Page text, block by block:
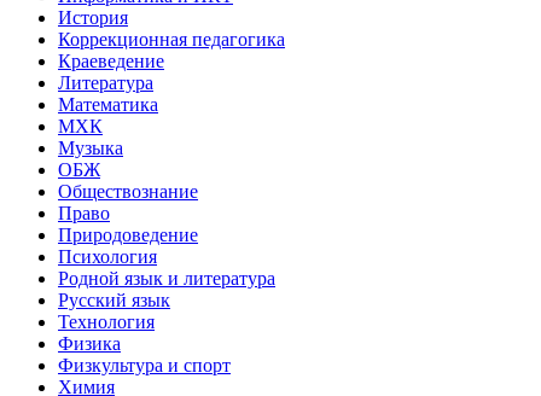
История
Коррекционная педагогика
Краеведение
Литература
Математика
МХК
Музыка
ОБЖ
Обществознание
Право
Природоведение
Психология
Родной язык и литература
Русский язык
Технология
Физика
Физкультура и спорт
Химия